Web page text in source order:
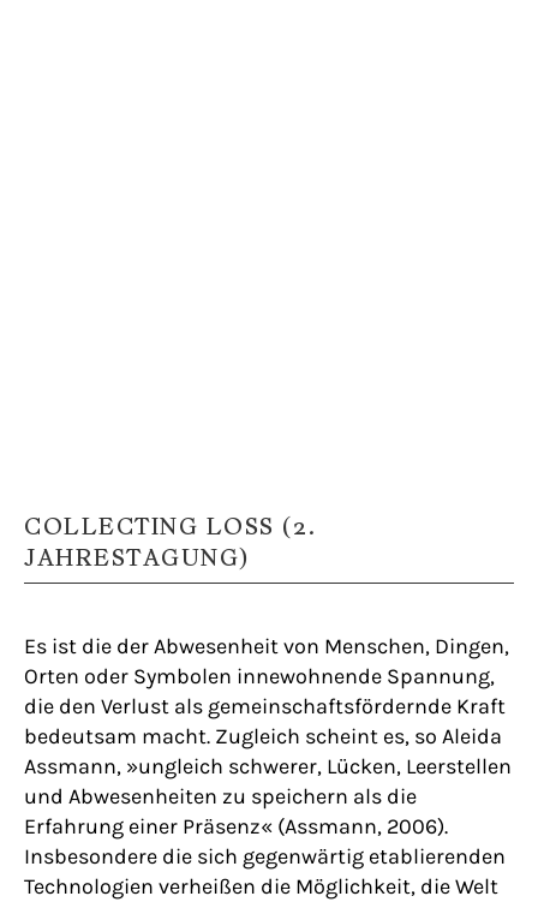
COLLECTING LOSS (2.
JAHRESTAGUNG)
Es ist die der Abwesenheit von Menschen, Dingen,
Orten oder Symbolen innewohnende Spannung,
die den Verlust als gemeinschaftsfördernde Kraft
bedeutsam macht. Zugleich scheint es, so Aleida
Assmann, »ungleich schwerer, Lücken, Leerstellen
und Abwesenheiten zu speichern als die
Erfahrung einer Präsenz« (Assmann, 2006).
Insbesondere die sich gegenwärtig etablierenden
Technologien verheißen die Möglichkeit, die Welt